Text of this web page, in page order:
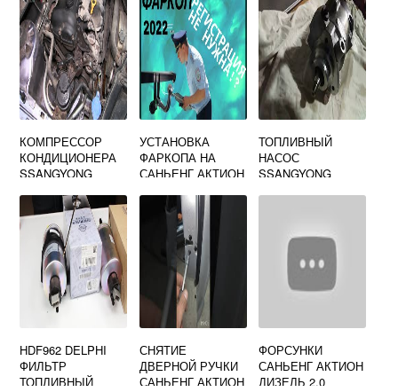
КОМПРЕССОР
КОНДИЦИОНЕРА
SSANGYONG
УСТАНОВКА
ФАРКОПА НА
САНЬЕНГ АКТИОН
ТОПЛИВНЫЙ
НАСОС
SSANGYONG
HDF962 DELPHI
ФИЛЬТР
ТОПЛИВНЫЙ
СНЯТИЕ
ДВЕРНОЙ РУЧКИ
САНЬЕНГ АКТИОН
ФОРСУНКИ
САНЬЕНГ АКТИОН
ДИЗЕЛЬ 2.0